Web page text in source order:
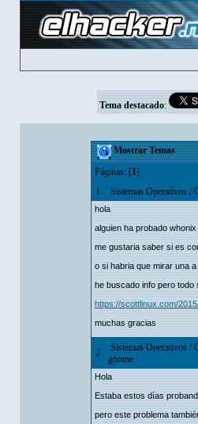
Tema destacado:
Mostrar Temas
Páginas: [1]
1
Sistemas Operativos/
hola
alguien ha probado
me gustaria saber si es
o si habria que mirar una
he buscado info pero
https://scottlinux.com/
muchas gracias
2 Sistemas Operativos/
gnome
Hola
Estaba estos días
pero este problema